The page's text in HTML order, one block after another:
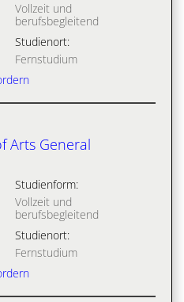
Vollzeit und
berufsbegleitend
Studienort:
Fernstudium
Arts General
Studienform:
Vollzeit und
berufsbegleitend
Studienort:
Fernstudium